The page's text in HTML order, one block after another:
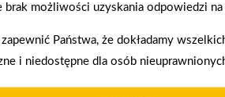
2026-01-12
S.A. dołącza do Grupy PSB.
strategicznym otwarciem po
możliwości uzyskania odpowiedzi na
Państwa, że dokładamy
i niedostępne dla osób